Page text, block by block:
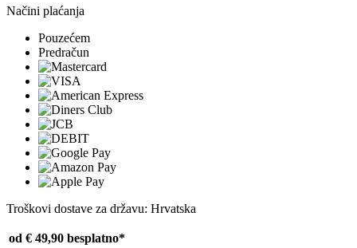
Načini plaćanja
Pouzećem
Predračun
Troškovi dostave za državu: Hrvatska
od € 49,90 besplatno*